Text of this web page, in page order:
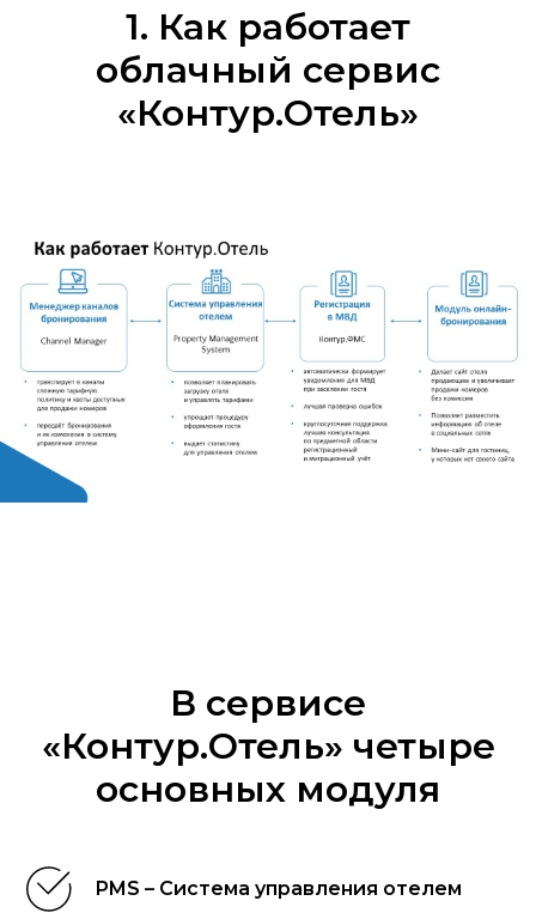
1. Как работает
облачный сервис
«Контур.Отель»
В сервисе
«Контур.Отель» четыре
основных модуля
PMS – Система управления отелем